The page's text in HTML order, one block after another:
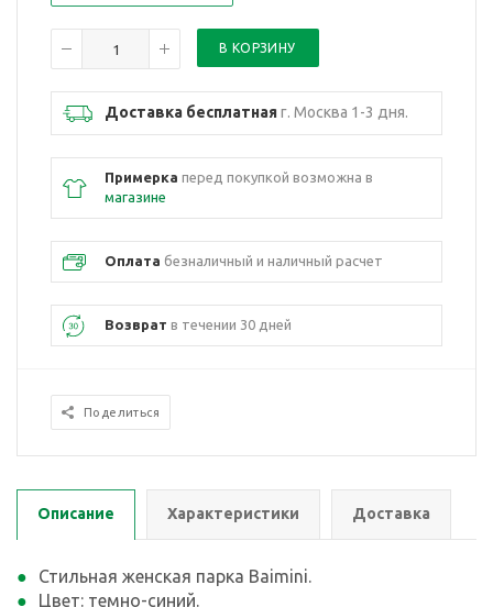
Доставка бесплатнаяг. Москва 1-3 дня.
Примерка перед покупкой возможна в
магазине
Оплата безналичный и наличный расчет
Возврат в течении 30 дней
Поделиться
Описание Характеристики Доставка
Стильная женская парка Baimini.
Цвет: темно-синий.